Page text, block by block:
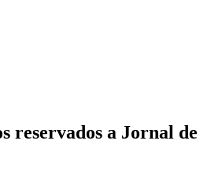
reservados a Jornal de